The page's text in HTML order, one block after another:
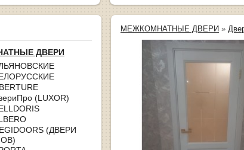
ДВЕРИ
(LUXOR)
(ДВЕРИ
МЕЖКОМНАТНЫЕ ДВЕРИ »